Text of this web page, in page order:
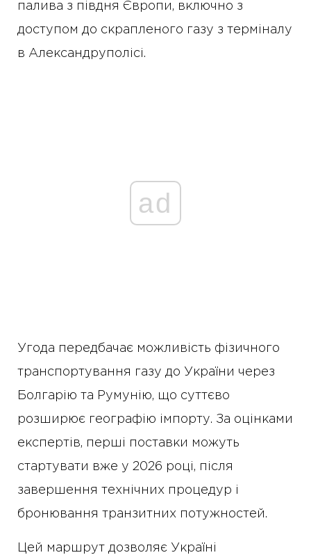
палива з півдня Європи, включно з
доступом до скрапленого газу з терміналу
в Александруполісі.
ad
Угода передбачає можливість фізичного
транспортування газу до України через
Болгарію та Румунію, що суттєво
розширює географію імпорту. За оцінками
експертів, перші поставки можуть
стартувати вже у 2026 році, після
завершення технічних процедур і
бронювання транзитних потужностей.
Цей маршрут дозволяє Україні